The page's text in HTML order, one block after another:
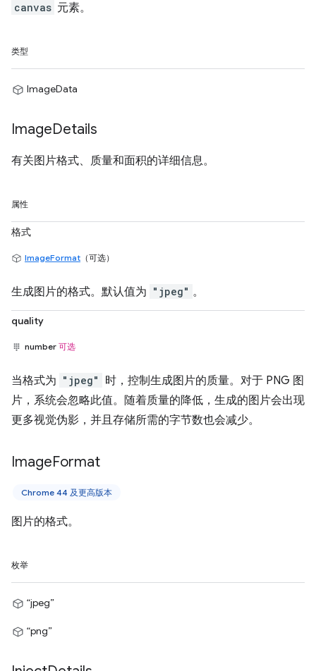
canvas 元素。
类型
ImageData
ImageDetails
有关图片格式、质量和面积的详细信息。
属性
格式
ImageFormat （可选）
生成图片的格式。默认值为 "jpeg" 。
quality
number 可选
当格式为 "jpeg"
时，控制生成图片的质量。对于 PNG 图
片，系统会忽略此值。随着质量的降低，生成的图片会出现
更多视觉伪影，并且存储所需的字节数也会减少。
ImageFormat
Chrome 44 及更高版本
图片的格式。
枚举
“jpeg”
“png”